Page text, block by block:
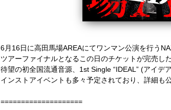
6月16日に高田馬場AREAにてワンマン公演を行う
ツアーファイナルとなるこの日のチケットが完売し
待望の初全国流通音源、 1st Single “IDEAL” (アイデ
インストアイベントも多々予定されており、詳細も
====================